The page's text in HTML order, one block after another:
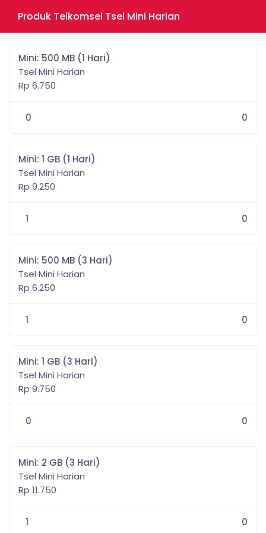
Produk Telkomsel Tsel Mini Harian
Mini: 500 MB (1 Hari)
Tsel Mini Harian
Rp 6.750
0 0
Mini: 1 GB (1 Hari)
Tsel Mini Harian
Rp 9.250
1 0
Mini: 500 MB (3 Hari)
Tsel Mini Harian
Rp 6.250
1 0
Mini: 1 GB (3 Hari)
Tsel Mini Harian
Rp 9.750
0 0
Mini: 2 GB (3 Hari)
Tsel Mini Harian
Rp 11.750
1 0